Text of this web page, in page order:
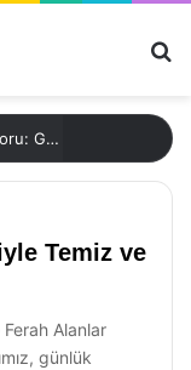
Rowenta Halı Yıkama Makinesi Motoru: Güç ve Performans
Temiz ve
Alanlar
günlük